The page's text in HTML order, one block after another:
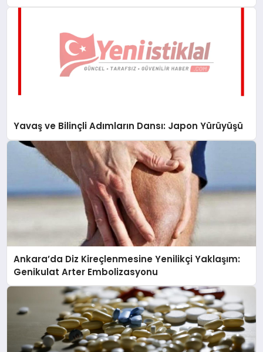
Yavaş ve Bilinçli Adımların Dansı: Japon Yürüyüşü
Ankara’da Diz Kireçlenmesine Yenilikçi Yaklaşım:
Genikulat Arter Embolizasyonu